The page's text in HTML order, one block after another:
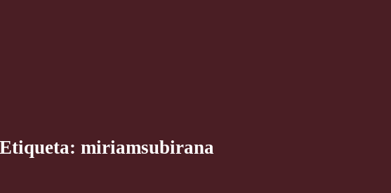
Etiqueta:miriamsubirana